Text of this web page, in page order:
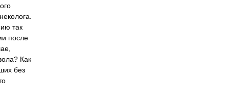
так
после
Как
без